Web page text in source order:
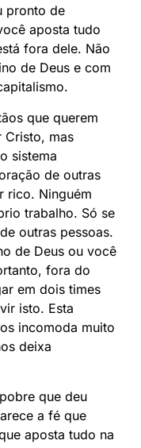
pronto de
aposta tudo
fora dele. Não
de Deus e com
que querem
Cristo, mas
sistema
de outras
rico. Ninguém
trabalho. Só se
outras pessoas.
de Deus ou você
fora do
em dois times
isto. Esta
incomoda muito
deixa
que deu
a fé que
aposta tudo na